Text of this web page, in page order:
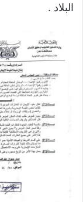
البلاد .